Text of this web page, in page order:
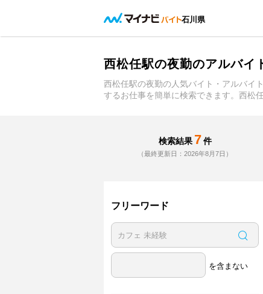
石川県
西松任駅の夜勤のアルバイ
西松任駅の夜勤の人気バイト・アルバイ
するお仕事を簡単に検索できます。西松
検索結果 7 件
（最終更新日：2026年8月7日）
フリーワード
を含まない